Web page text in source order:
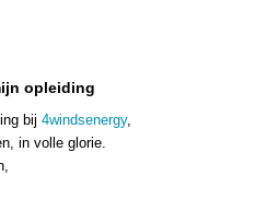
opleiding
bij 4windsenergy,
in volle glorie.